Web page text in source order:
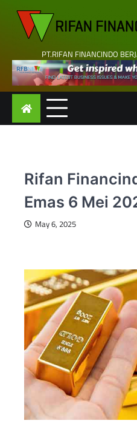
content
PT.RIFAN FINANCINDO
Rifan
Emas 6 Mei
May 6, 2025